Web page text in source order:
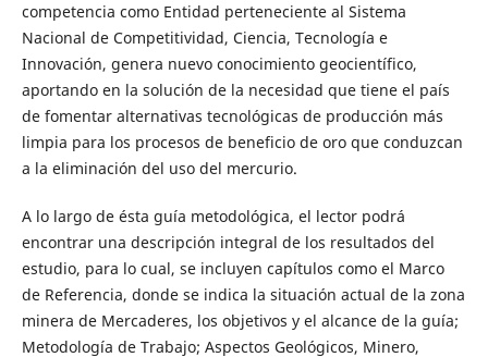
competencia como Entidad perteneciente al Sistema
Nacional de Competitividad, Ciencia, Tecnología e
Innovación, genera nuevo conocimiento geocientífico,
aportando en la solución de la necesidad que tiene el país
de fomentar alternativas tecnológicas de producción más
limpia para los procesos de beneficio de oro que conduzcan
a la eliminación del uso del mercurio.
A lo largo de ésta guía metodológica, el lector podrá
encontrar una descripción integral de los resultados del
estudio, para lo cual, se incluyen capítulos como el Marco
de Referencia, donde se indica la situación actual de la zona
minera de Mercaderes, los objetivos y el alcance de la guía;
Metodología de Trabajo; Aspectos Geológicos, Minero,